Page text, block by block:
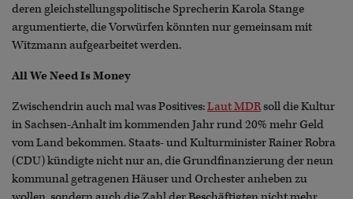
deren gleichstellungspolitische Sprecherin Karola Stange
argumentierte, die Vorwürfen könnten nur gemeinsam mit
Witzmann aufgearbeitet werden.
All We Need Is Money
Zwischendrin auch mal was Positives:Laut MDRsoll die Kultur
in Sachsen-Anhalt im kommenden Jahr rund 20% mehr Geld
vom Land bekommen. Staats- und Kulturminister Rainer Robra
(CDU) kündigte nicht nur an, die Grundfinanzierung der neun
kommunal getragenen Häuser und Orchester anheben zu